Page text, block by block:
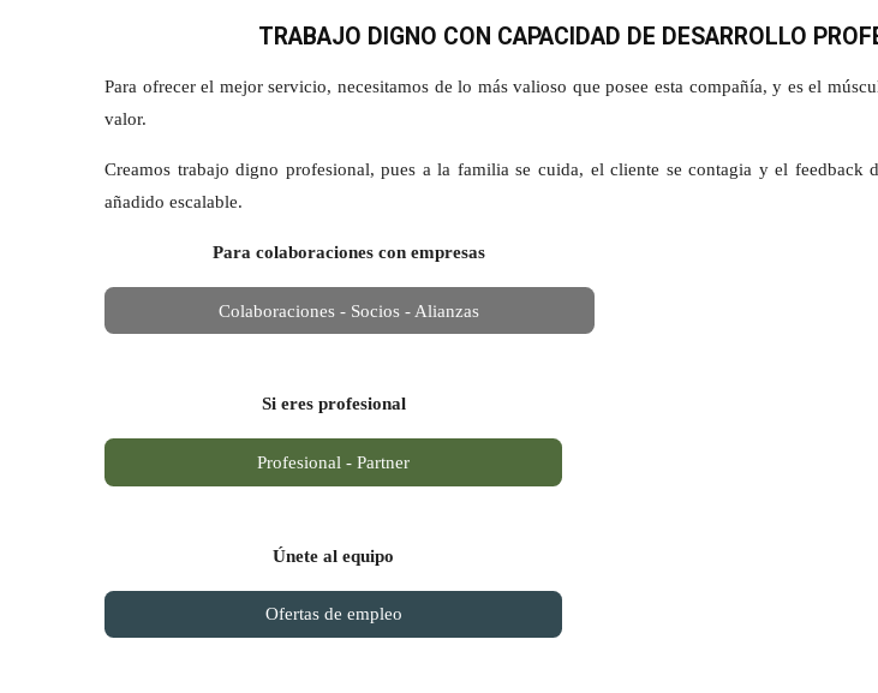
TRABAJO DIGNO CON CAPACIDAD DE DESARROLLO
Para ofrecer el mejor servicio, necesitamos de lo más valioso que posee esta compañía, y es el
valor.
Creamos trabajo digno profesional, pues a la familia se cuida, el cliente se contagia y el feedback
añadido escalable.
Para colaboraciones con empresas
Colaboraciones - Socios - Alianzas
Si eres profesional
Profesional - Partner
Únete al equipo
Ofertas de empleo